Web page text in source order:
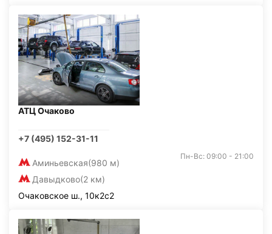
АТЦ Очаково
+7 (495) 152-31-11
Аминьевская(980 м)
Давыдково(2 км)
Пн-Вс: 09:00 - 21:00
Очаковское ш., 10к2с2